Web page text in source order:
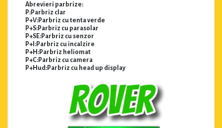
Abrevieri parbrize:
P:Parbriz clar
P+V:Parbriz cu tenta verde
P+S:Parbriz cu parasolar
P+SE:Parbriz cu senzor
P+I:Parbriz cu incalzire
P+H:Parbriz heliomat
P+C:Parbriz cu camera
P+Hud:Parbriz cu head up display